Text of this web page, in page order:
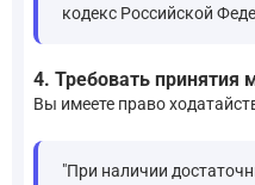
кодекс Российской
4. Требовать принятия
Вы имеете право
"При наличии